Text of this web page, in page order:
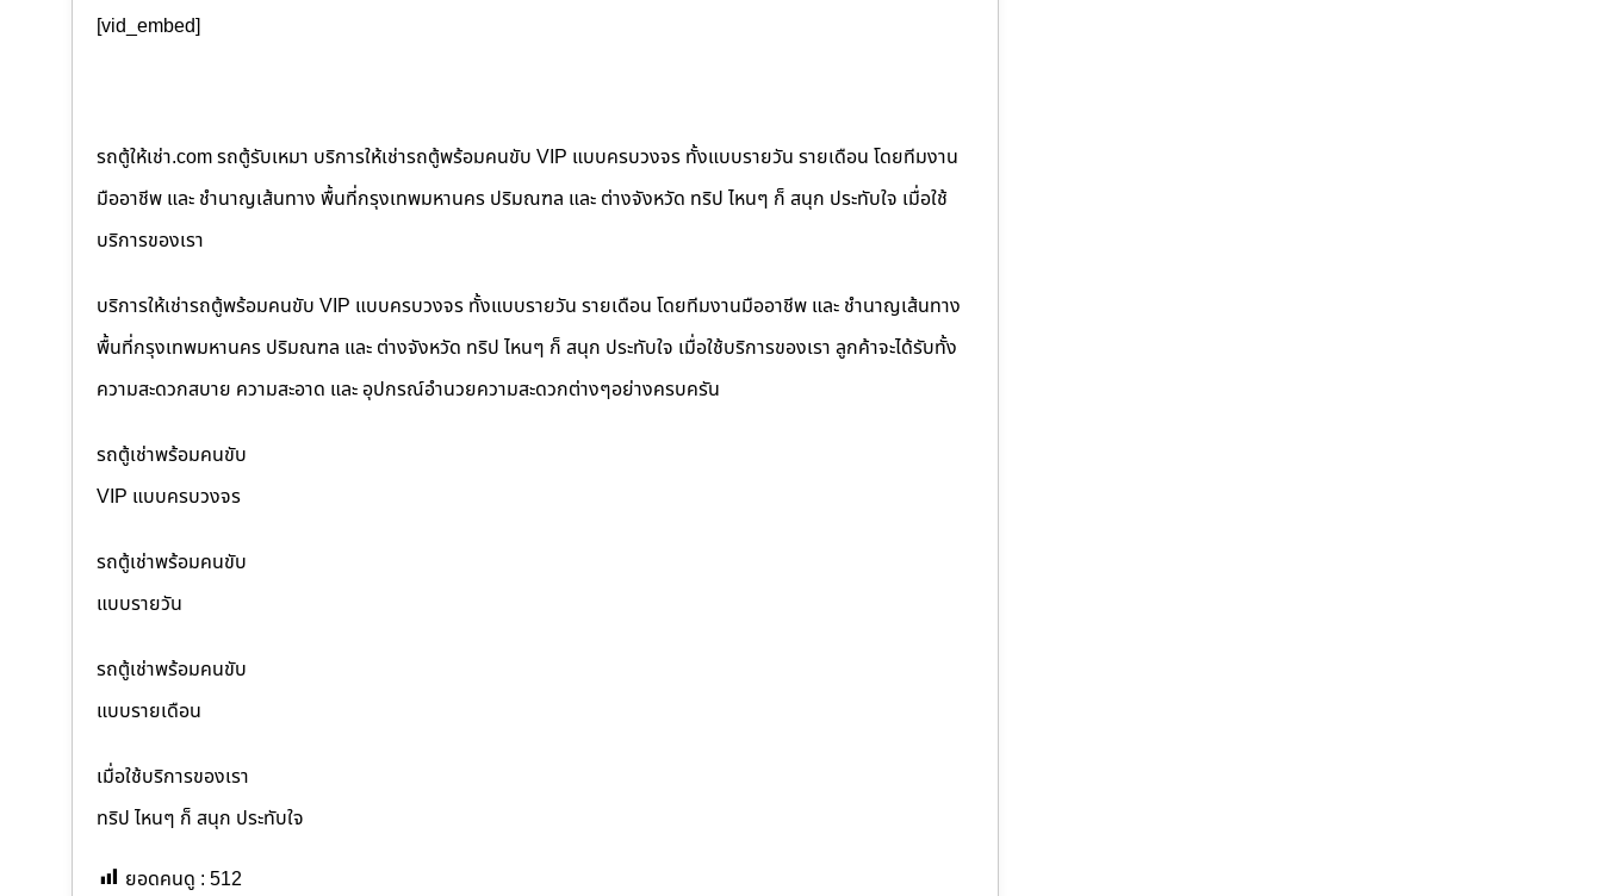
[vid_embed]
รถตู้ให้เช่า.com รถตู้รับเหมา บริการให้เช่ารถตู้พร้อมคนขับ VIP แบบครบวงจร ทั้งแบบรายวัน รายเดือน โดยทีมงาน
มืออาชีพ และ ชำนาญเส้นทาง พื้นที่กรุงเทพมหานคร ปริมณฑล และ ต่างจังหวัด ทริป ไหนๆ ก็ สนุก ประทับใจ เมื่อใช้
บริการของเรา
บริการให้เช่ารถตู้พร้อมคนขับ VIP แบบครบวงจร ทั้งแบบรายวัน รายเดือน โดยทีมงานมืออาชีพ และ ชำนาญเส้นทาง
พื้นที่กรุงเทพมหานคร ปริมณฑล และ ต่างจังหวัด ทริป ไหนๆ ก็ สนุก ประทับใจ เมื่อใช้บริการของเรา ลูกค้าจะได้รับทั้ง
ความสะดวกสบาย ความสะอาด และ อุปกรณ์อำนวยความสะดวกต่างๆอย่างครบครัน
รถตู้เช่าพร้อมคนขับ
VIP แบบครบวงจร
รถตู้เช่าพร้อมคนขับ
แบบรายวัน
รถตู้เช่าพร้อมคนขับ
แบบรายเดือน
เมื่อใช้บริการของเรา
ทริป ไหนๆ ก็ สนุก ประทับใจ
ยอดคนดู : 512